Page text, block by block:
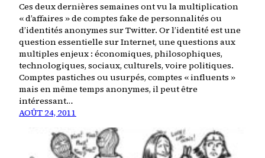
Ces deux dernières semaines ont vu la multiplication
« d’affaires » de comptes fake de personnalités ou
d’identités anonymes sur Twitter. Or l’identité est une
question essentielle sur Internet, une questions aux
multiples enjeux : économiques, philosophiques,
technologiques, sociaux, culturels, voire politiques.
Comptes pastiches ou usurpés, comptes « influents »
mais en même temps anonymes, il peut être
intéressant…
AOÛT 24, 2011